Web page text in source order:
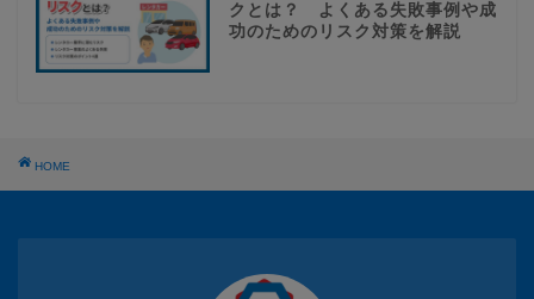
クとは？ よくある失敗事例や成
功のためのリスク対策を解説
HOME